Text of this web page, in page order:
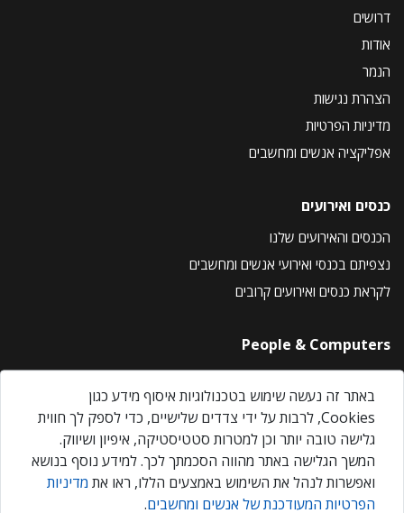
דרושים
אודות
הנמר
הצהרת נגישות
מדיניות הפרטיות
אפליקציה אנשים ומחשבים
כנסים ואירועים
הכנסים והאירועים שלנו
נצפיתם בכנסי ואירועי אנשים ומחשבים
לקראת כנסים ואירועים קרובים
People & Computers
About Us
Privacy Policy
Contact Us
Our Events
באתר זה נעשה שימוש בטכנולוגיות איסוף מידע כגון
Cookies, לרבות על ידי צדדים שלישיים, כדי לספק לך חווית
גלישה טובה יותר וכן למטרות סטטיסטיקה, איפיון ושיווק.
המשך הגלישה באתר מהווה הסכמתך לכך. למידע נוסף בנושא
ואפשרות לנהל את השימוש באמצעים הללו, ראו את מדיניות
הפרטיות המעודכנת של אנשים ומחשבים.